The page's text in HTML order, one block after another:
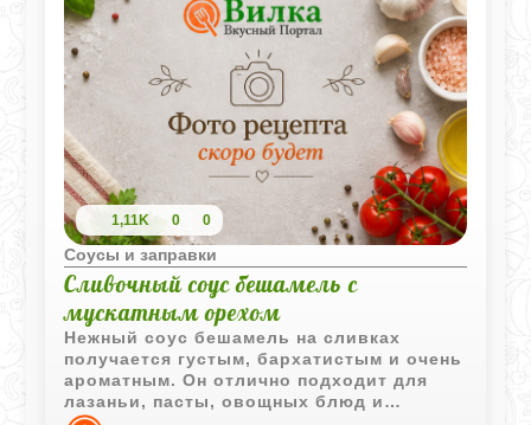
1,11K 0 0
Соусы и заправки
Сливочный соус бешамель с
мускатным орехом
Нежный соус бешамель на сливках
получается густым, бархатистым и очень
ароматным. Он отлично подходит для
лазаньи, пасты, овощных блюд и